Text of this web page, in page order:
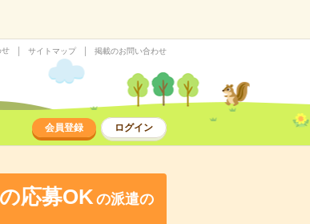
せ サイトマップ 掲載のお問い合わせ
会員登録 ログイン
応募OKの派遣の